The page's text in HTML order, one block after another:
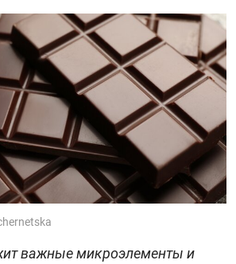
важные микроэлементы и